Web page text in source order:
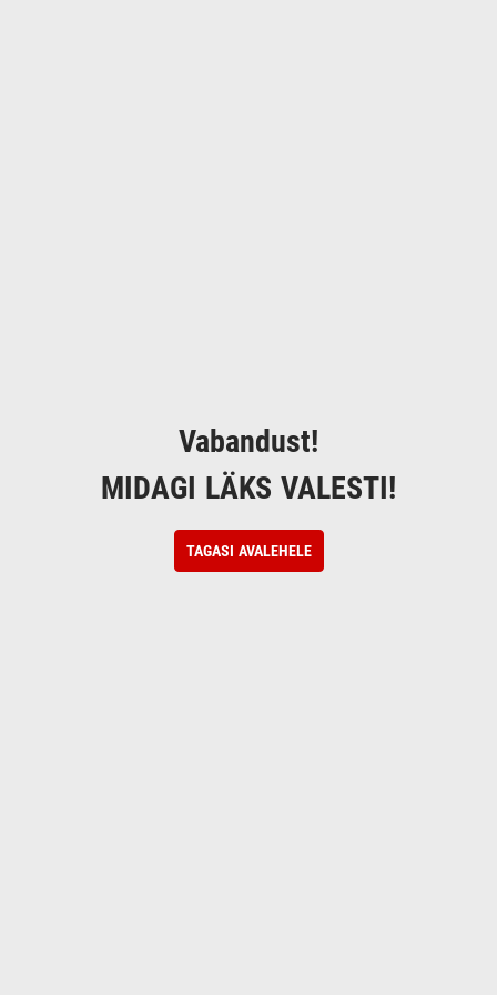
Vabandust!
MIDAGI LÄKS VALESTI!
TAGASI AVALEHELE